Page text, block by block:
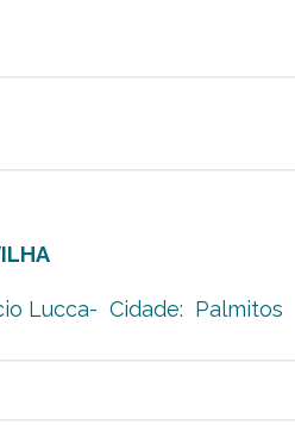
Lucca- Cidade: Palmitos